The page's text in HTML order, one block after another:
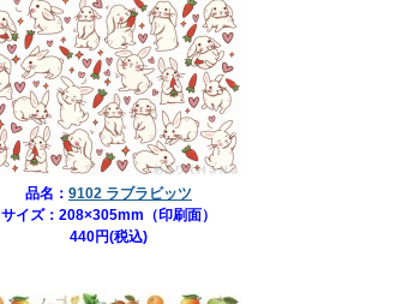
品名： 9102 ラブラビッツ
サイズ：208×305mm（印刷面）
440円(税込)